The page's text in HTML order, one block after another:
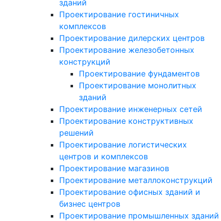
зданий
Проектирование гостиничных
комплексов
Проектирование дилерских центров
Проектирование железобетонных
конструкций
Проектирование фундаментов
Проектирование монолитных
зданий
Проектирование инженерных сетей
Проектирование конструктивных
решений
Проектирование логистических
центров и комплексов
Проектирование магазинов
Проектирование металлоконструкций
Проектирование офисных зданий и
бизнес центров
Проектирование промышленных зданий